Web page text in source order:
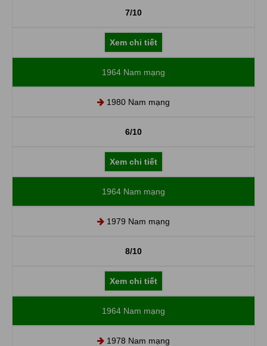
7/10
Xem chi tiết
1964 Nam mạng
1980 Nam mạng
6/10
Xem chi tiết
1964 Nam mạng
1979 Nam mạng
8/10
Xem chi tiết
1964 Nam mạng
1978 Nam mạng